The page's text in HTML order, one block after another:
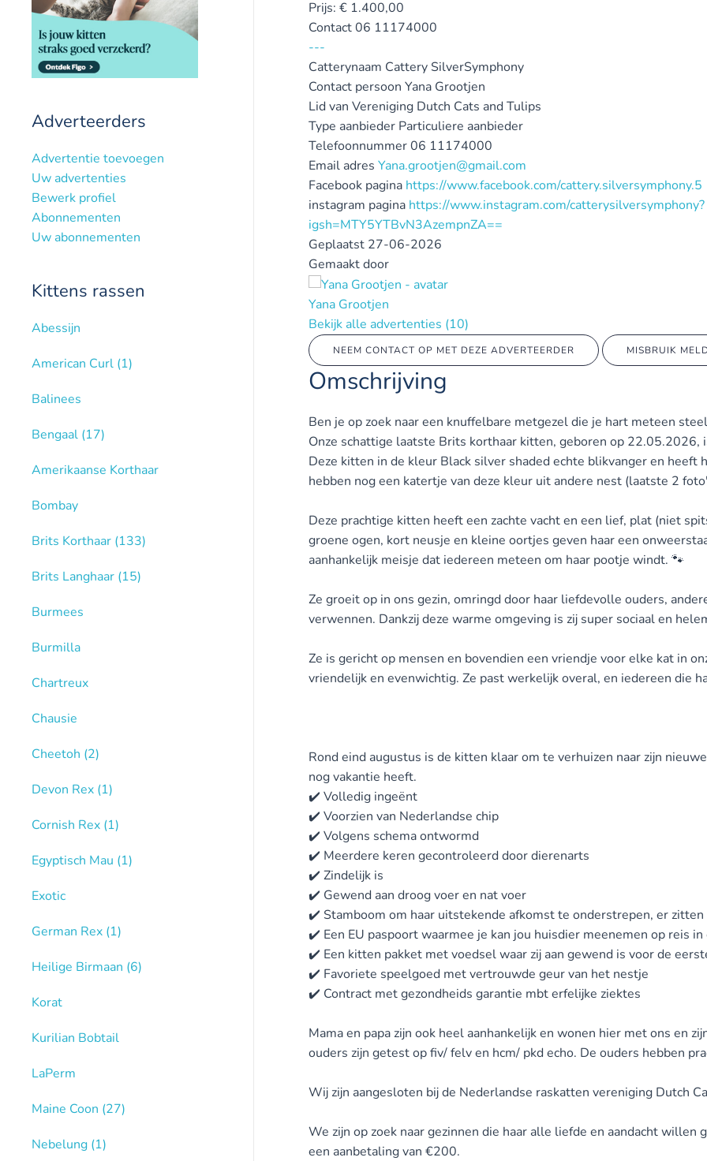
Prijs: € 1.400,00
Contact06 11174000
---
Catterynaam Cattery SilverSymphony
Contact persoon Yana Grootjen
Lid van Vereniging Dutch Cats and Tulips
Type aanbieder Particuliere aanbieder
Telefoonnummer06 11174000
Email adres Yana.grootjen@gmail.com
Facebook pagina https://www.facebook.com/cattery.silversymphony.5
instagram pagina https://www.instagram.com/catterysilversymphony?
igsh=MTY5YTBvN3AzempnZA==
Geplaatst 27-06-2026
Gemaakt door
Yana Grootjen
Bekijk alle advertenties (10)
NEEM CONTACT OP MET DEZE ADVERTEERDER MISBRUIK
Omschrijving
Ben je op zoek naar een knuffelbare metgezel die je hart meteen
Onze schattige laatste Brits korthaar kitten, geboren op 22.05.2026,
Deze kitten in de kleur Black silver shaded echte blikvanger en
hebben nog een katertje van deze kleur uit andere nest (laatste 2
Deze prachtige kitten heeft een zachte vacht en een lief, plat (niet
groene ogen, kort neusje en kleine oortjes geven haar een
aanhankelijk meisje dat iedereen meteen om haar pootje windt. 🐾
Ze groeit op in ons gezin, omringd door haar liefdevolle ouders,
verwennen. Dankzij deze warme omgeving is zij super sociaal en
Ze is gericht op mensen en bovendien een vriendje voor elke kat in
vriendelijk en evenwichtig. Ze past werkelijk overal, en iedereen die
Rond eind augustus is de kitten klaar om te verhuizen naar zijn
nog vakantie heeft.
✔️ Volledig ingeënt
✔️ Voorzien van Nederlandse chip
✔️ Volgens schema ontwormd
✔️ Meerdere keren gecontroleerd door dierenarts
✔️ Zindelijk is
✔️ Gewend aan droog voer en nat voer
✔️ Stamboom om haar uitstekende afkomst te onderstrepen, er
✔️ Een EU paspoort waarmee je kan jou huisdier meenemen op reis
✔️ Een kitten pakket met voedsel waar zij aan gewend is voor de
✔️ Favoriete speelgoed met vertrouwde geur van het nestje
✔️ Contract met gezondheids garantie mbt erfelijke ziektes
Mama en papa zijn ook heel aanhankelijk en wonen hier met ons en
ouders zijn getest op fiv/ felv en hcm/ pkd echo. De ouders hebben
Wij zijn aangesloten bij de Nederlandse raskatten vereniging Dutch
We zijn op zoek naar gezinnen die haar alle liefde en aandacht
een aanbetaling van €200.
Adverteerders
Advertentie toevoegen
Uw advertenties
Bewerk profiel
Abonnementen
Uw abonnementen
Kittens rassen
Abessijn
American Curl (1)
Balinees
Bengaal (17)
Amerikaanse Korthaar
Bombay
Brits Korthaar (133)
Brits Langhaar (15)
Burmees
Burmilla
Chartreux
Chausie
Cheetoh (2)
Devon Rex (1)
Cornish Rex (1)
Egyptisch Mau (1)
Exotic
German Rex (1)
Heilige Birmaan (6)
Korat
Kurilian Bobtail
LaPerm
Maine Coon (27)
Nebelung (1)